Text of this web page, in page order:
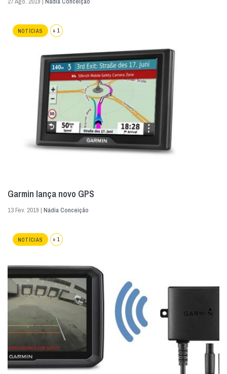
NOTÍCIAS + 1
Garmin lança novo GPS
13 Fev. 2019 | Nádia Conceição
NOTÍCIAS + 1